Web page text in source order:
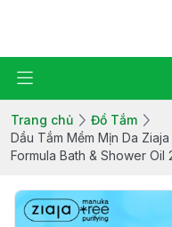
Trang chủ
Đồ Tắm
Dầu Tắm Mềm Mịn Da
Formula Bath & Shower Oil